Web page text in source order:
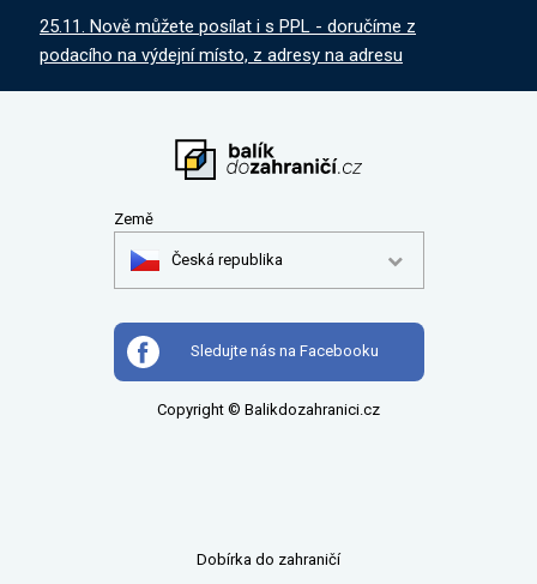
25.11. Nově můžete posílat i s PPL - doručíme z
podacího na výdejní místo, z adresy na adresu
Země
Česká republika
Sledujte nás na Facebooku
Copyright © Balikdozahranici.cz
Dobírka do zahraničí